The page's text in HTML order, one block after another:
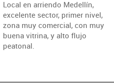
Local Comercial Premium en
Zona de Alta Afluencia –
Medellín¿Buscas visibilidad,
prestigio y ubicación
estratégica? Este local es el